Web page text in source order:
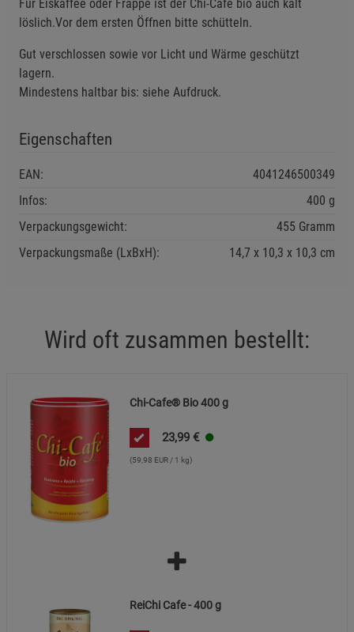
Für Eiskaffee oder Frappé ist der Chi-Cafe bio auch kalt
löslich.Vor dem ersten Öffnen bitte schütteln.
Gut verschlossen sowie vor Licht und Wärme geschützt
lagern.
Mindestens haltbar bis: siehe Aufdruck.
Eigenschaften
EAN:
4041246500349
Infos:
400 g
Verpackungsgewicht:
455 Gramm
Verpackungsmaße (LxBxH):
14,7 10,3 10,3 cm
Wird oft zusammen bestellt:
Chi-Cafe® Bio 400 g
23,99 €
(59,98 EUR / 1 kg)
ReiChi Cafe - 400 g
Beschreibung Statistik Cookies
Marketing Cookies (3)
Cookie-Informationen
Datenschutzerklärung Impressum